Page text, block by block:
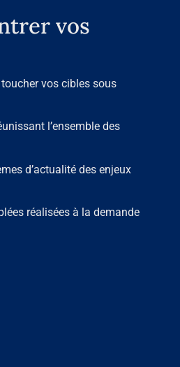
vos
vos cibles sous
l’ensemble des
d’actualité des enjeux
réalisées à la demande